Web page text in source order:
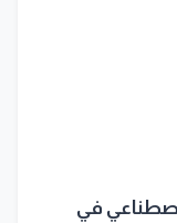
في